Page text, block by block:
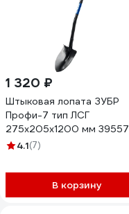
1 320 ₽
Штыковая лопата ЗУБР
Профи-7 тип ЛСГ
275x205x1200 мм 39557
4.1(7)
В корзину